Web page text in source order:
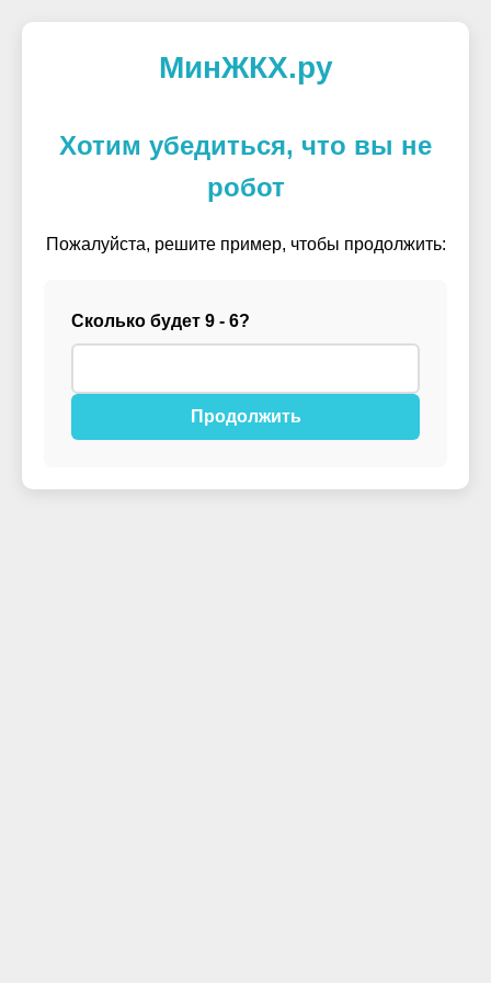
МинЖКХ.ру
Хотим убедиться, что вы не
робот
Пожалуйста, решите пример, чтобы продолжить:
Сколько будет 9 - 6?
Продолжить